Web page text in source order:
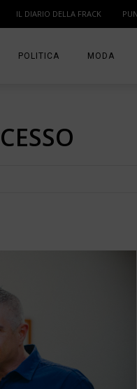
IL DIARIO DELLA FRACK
POLITICA MODA